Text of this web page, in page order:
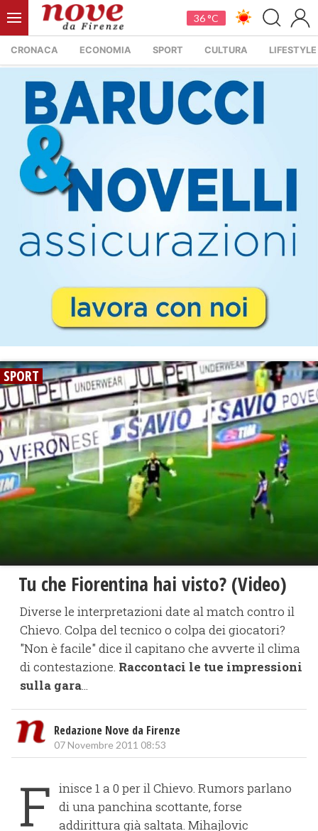
36 °C
CRONACA ECONOMIA SPORT CULTURA LIFESTYLE
SPORT
Tu che Fiorentina hai visto? (Video)
Diverse le interpretazioni date al match contro il
Chievo. Colpa del tecnico o colpa dei giocatori?
"Non è facile" dice il capitano che avverte il clima
di contestazione. Raccontaci le tue impressioni
sulla gara...
Redazione Nove da Firenze
07 Novembre 2011 08:53
F inisce 1 a 0 per il Chievo. Rumors parlano
di una panchina scottante, forse
addirittura già saltata. Mihajlovic